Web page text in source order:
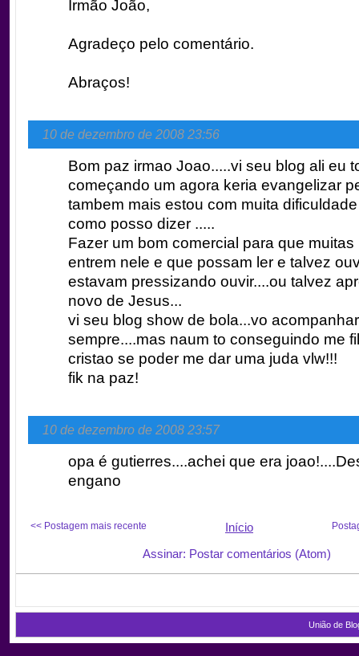
Irmão João,
Agradeço pelo comentário.
Abraços!
10 de dezembro de 2008 23:56
Bom paz irmao Joao.....vi seu blog ali eu
começando um agora keria evangelizar
tambem mais estou com muita
como posso dizer .....
Fazer um bom comercial para que
entrem nele e que possam ler e talvez
estavam pressizando ouvir....ou talvez
novo de Jesus...
vi seu blog show de bola...vo acompanhar
sempre....mas naum to conseguindo me
cristao se poder me dar uma juda vlw!!!
fik na paz!
10 de dezembro de 2008 23:57
opa é gutierres....achei que era
engano
<< Postagem mais recente
Início
Assinar: Postar comentários (Atom)
União de